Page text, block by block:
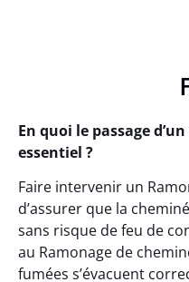
En quoi le passage
essentiel ?
Faire intervenir un
d’assurer que la
sans risque de feu de
au Ramonage de
fumées s’évacuent